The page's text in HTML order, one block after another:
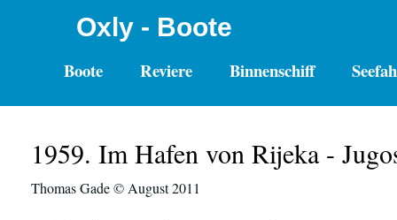
Oxly - Boote
Boote Reviere Binnenschiff
1959. Im Hafen von Rijeka -
Thomas Gade © August 2011